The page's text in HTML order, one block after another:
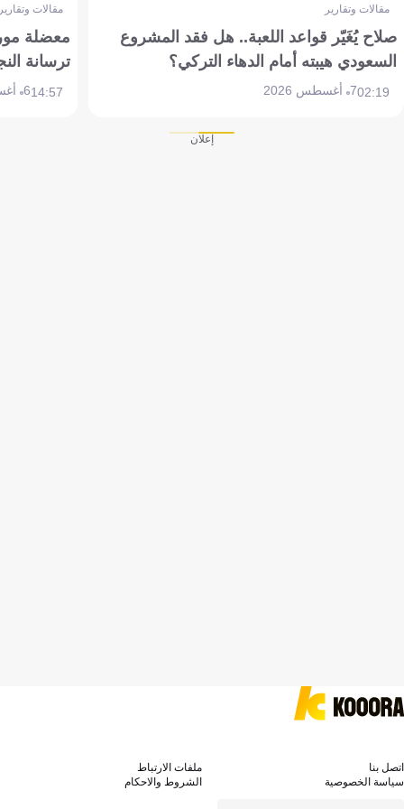
مقالات وتقارير
صلاح يُغَيّر قواعد اللعبة.. هل فقد المشروع
السعودي هيبته أمام الدهاء التركي؟
02:197 أغسطس 2026
مقالات
معضلة
ترسانة
14:576 أغسطس 2026
إعلان
اتصل بنا
ملفات الارتباط
سياسة الخصوصية
الشروط والاحكام